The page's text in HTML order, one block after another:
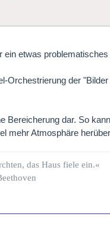
etwas
Orchestrierung der
Bereicherung dar. So
mehr Atmosphäre
das Haus fiele ein.«